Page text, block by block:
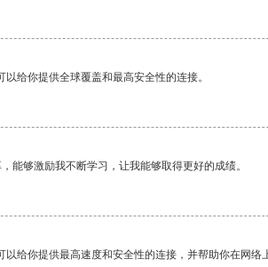
给你提供全球覆盖和最高安全性的连接。
能够激励我不断学习，让我能够取得更好的成绩。
给你提供最高速度和安全性的连接，并帮助你在网络